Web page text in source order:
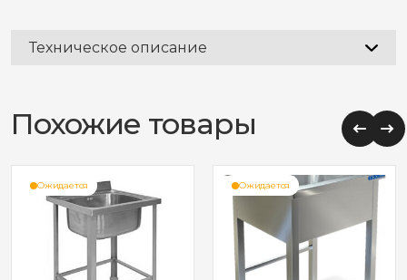
Техническое описание
Похожие товары
Ожидается Ожидается